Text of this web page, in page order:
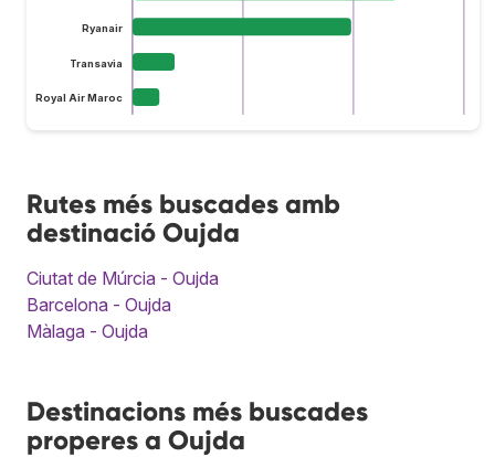
Ryanair
Transavia
Royal Air Maroc
Rutes més buscades amb
destinació Oujda
Ciutat de Múrcia - Oujda
Barcelona - Oujda
Màlaga - Oujda
Destinacions més buscades
properes a Oujda